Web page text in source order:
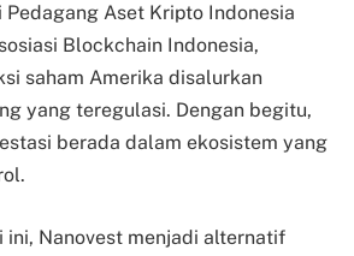
Pedagang Aset Kripto Indonesia
Blockchain Indonesia,
saham Amerika disalurkan
yang teregulasi. Dengan begitu,
berada dalam ekosistem yang
ini, Nanovest menjadi alternatif